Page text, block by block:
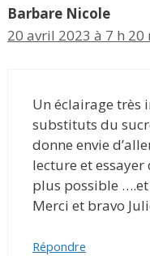
Barbare Nicole
20 avril 2023 à 7 h 20
Un éclairage très
substituts du
donne envie
lecture et essayer
plus possible
Merci et bravo
Répondre